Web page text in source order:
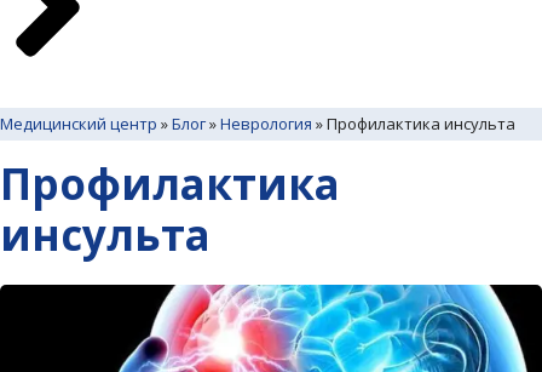
Медицинский центр »Блог»Неврология »Профилактика инсульта
Профилактика
инсульта